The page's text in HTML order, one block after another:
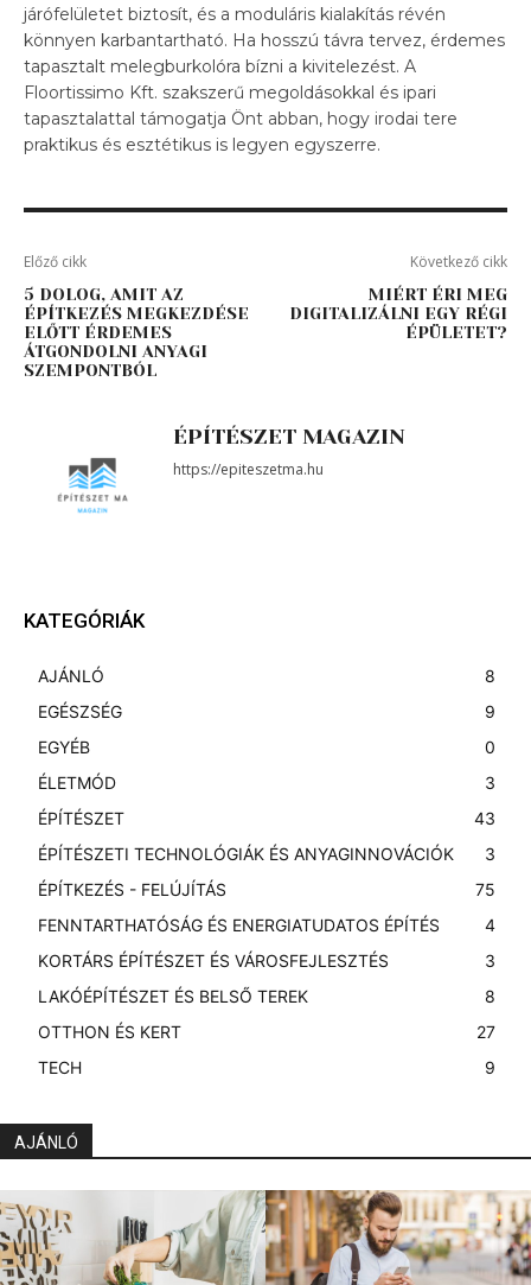
járófelületet biztosít, és a moduláris kialakítás révén
könnyen karbantartható. Ha hosszú távra tervez, érdemes
tapasztalt melegburkolóra bízni a kivitelezést. A
Floortissimo Kft. szakszerű megoldásokkal és ipari
tapasztalattal támogatja Önt abban, hogy irodai tere
praktikus és esztétikus is legyen egyszerre.
Előző cikk
5 DOLOG, AMIT AZ
ÉPÍTKEZÉS MEGKEZDÉSE
ELŐTT ÉRDEMES
ÁTGONDOLNI ANYAGI
SZEMPONTBÓL
Következő cikk
MIÉRT ÉRI MEG
DIGITALIZÁLNI EGY RÉGI
ÉPÜLETET?
ÉPÍTÉSZET MAGAZIN
https://epiteszetma.hu
KATEGÓRIÁK
AJÁNLÓ
8
EGÉSZSÉG
9
EGYÉB
0
ÉLETMÓD
3
ÉPÍTÉSZET
43
ÉPÍTÉSZETI TECHNOLÓGIÁK ÉS ANYAGINNOVÁCIÓK
3
ÉPÍTKEZÉS - FELÚJÍTÁS
75
FENNTARTHATÓSÁG ÉS ENERGIATUDATOS ÉPÍTÉS
4
KORTÁRS ÉPÍTÉSZET ÉS VÁROSFEJLESZTÉS
3
LAKÓÉPÍTÉSZET ÉS BELSŐ TEREK
8
OTTHON ÉS KERT
27
TECH
9
AJÁNLÓ